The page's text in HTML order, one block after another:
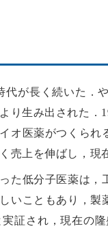
代が長く続いた．
り生み出された
オ医薬がつくら
売上を伸ばし，
た低分子医薬は
いこともあり，
証され，現在の